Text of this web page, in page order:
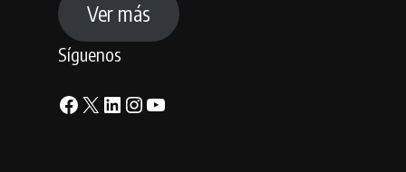
Ver más
Síguenos
Facebook
X LinkedIn
Instagram
YouTube